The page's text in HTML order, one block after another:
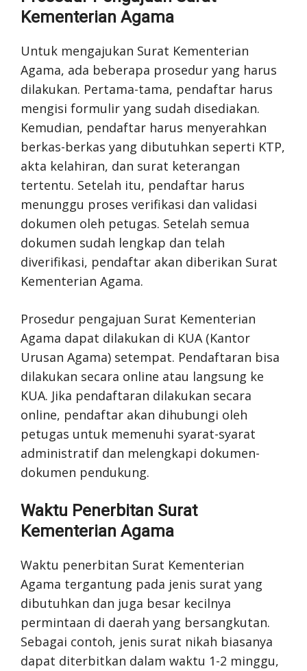
Kementerian Agama
Untuk mengajukan Surat Kementerian
Agama, ada beberapa prosedur yang harus
dilakukan. Pertama-tama, pendaftar harus
mengisi formulir yang sudah disediakan.
Kemudian, pendaftar harus menyerahkan
berkas-berkas yang dibutuhkan seperti KTP,
akta kelahiran, dan surat keterangan
tertentu. Setelah itu, pendaftar harus
menunggu proses verifikasi dan validasi
dokumen oleh petugas. Setelah semua
dokumen sudah lengkap dan telah
diverifikasi, pendaftar akan diberikan Surat
Kementerian Agama.
Prosedur pengajuan Surat Kementerian
Agama dapat dilakukan di KUA (Kantor
Urusan Agama) setempat. Pendaftaran bisa
dilakukan secara online atau langsung ke
KUA. Jika pendaftaran dilakukan secara
online, pendaftar akan dihubungi oleh
petugas untuk memenuhi syarat-syarat
administratif dan melengkapi dokumen-
dokumen pendukung.
Waktu Penerbitan Surat
Kementerian Agama
Waktu penerbitan Surat Kementerian
Agama tergantung pada jenis surat yang
dibutuhkan dan juga besar kecilnya
permintaan di daerah yang bersangkutan.
Sebagai contoh, jenis surat nikah biasanya
dapat diterbitkan dalam waktu 1-2 minggu,